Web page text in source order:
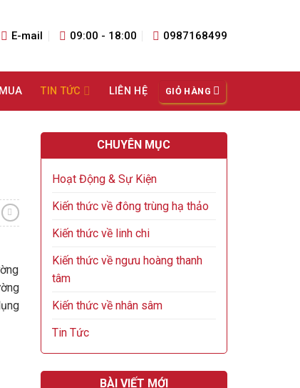
E-mail 09:00 - 18:00 0987168499
TIN TỨC LIÊN HỆ GIỎ HÀNG
CHUYÊN MỤC
Hoạt Động & Sự Kiện
Kiến thức về đông trùng hạ thảo
Kiến thức về linh chi
Kiến thức về ngưu hoàng thanh
tâm
Kiến thức về nhân sâm
Tin Tức
BÀI VIẾT MỚI